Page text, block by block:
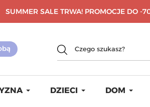
SUMMER SALE TRWA! PROMOCJE DO -
DZIECI DOM